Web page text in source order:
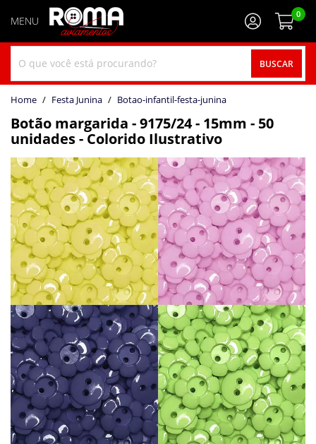
BUSCAR
0
home Festa Junina botao-infantil-festa-junina
Botão margarida - 9175/24 - 15mm - 50
unidades - Colorido Ilustrativo